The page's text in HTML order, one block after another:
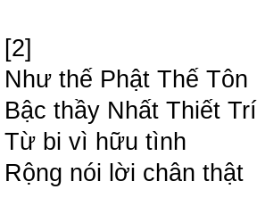
[2]
Như thế Phật Thế Tôn
Bậc thầy Nhất Thiết Trí
Từ bi vì hữu tình
Rộng nói lời chân thật